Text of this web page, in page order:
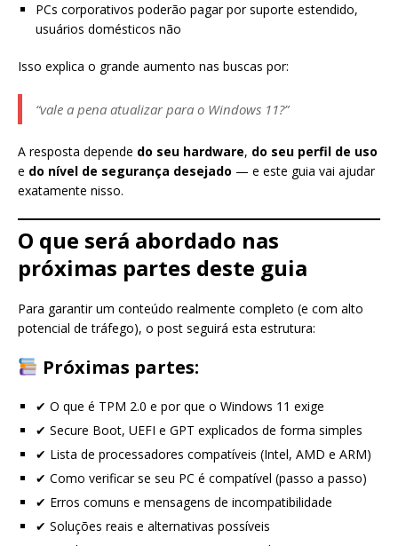
PCs corporativos poderão pagar por suporte estendido,
usuários domésticos não
Isso explica o grande aumento nas buscas por:
“vale a pena atualizar para o Windows 11?”
A resposta depende do seu hardware, do seu perfil de uso
e do nível de segurança desejado — e este guia vai ajudar
exatamente nisso.
O que será abordado nas
próximas partes deste guia
Para garantir um conteúdo realmente completo (e com alto
potencial de tráfego), o post seguirá esta estrutura:
Próximas partes:
✔ O que é TPM 2.0 e por que o Windows 11 exige
✔ Secure Boot, UEFI e GPT explicados de forma simples
✔ Lista de processadores compatíveis (Intel, AMD e ARM)
✔ Como verificar se seu PC é compatível (passo a passo)
✔ Erros comuns e mensagens de incompatibilidade
✔ Soluções reais e alternativas possíveis